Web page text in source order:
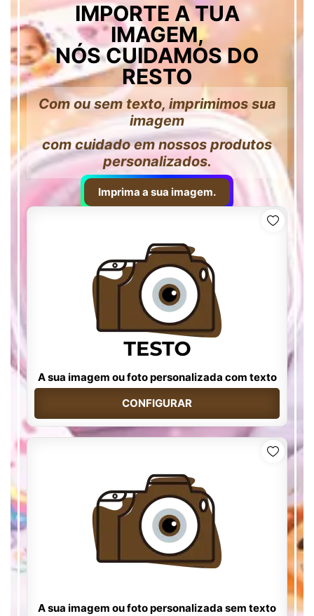
IMPORTE A TUA
IMAGEM,
NÓS CUIDAMOS DO
RESTO
Com ou sem texto, imprimimos sua
imagem
com cuidado em nossos produtos
personalizados.
Imprima a sua imagem.
A sua imagem ou foto personalizada com texto
CONFIGURAR
A sua imagem ou foto personalizada sem texto